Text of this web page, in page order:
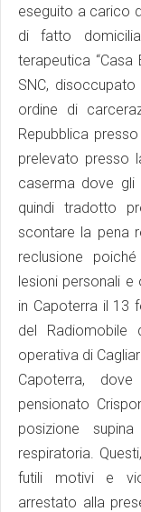
eseguito a carico
di fatto
terapeutica “Casa
SNC,
ordine di
Repubblica
prelevato presso
caserma dove
quindi tradotto
scontare la pena
reclusione
lesioni personali
in Capoterra il 13
del Radiomobile
operativa di
Capoterra,
pensionato
posizione
respiratoria.
futili motivi e
arrestato alla